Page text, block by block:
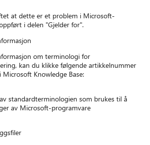
at dette er et problem i Microsoft-
i delen "Gjelder for".
om terminologi for
kan du klikke følgende artikkelnummer
Knowledge Base:
standardterminologien som brukes til å
av Microsoft-programvare